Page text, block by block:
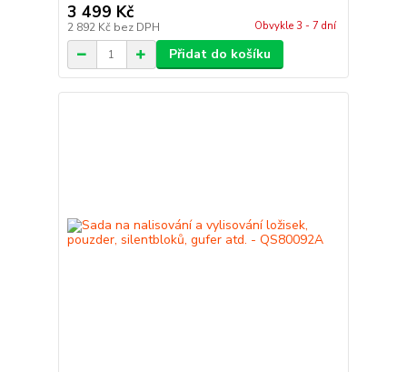
3 499 Kč
2 892 Kč bez DPH Obvykle 3 - 7 dní
Přidat do košíku